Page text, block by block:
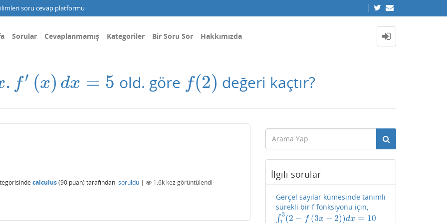
soru cevap platformu
Sorular Cevaplanmamış Kategoriler Bir Soru Sor Hakkımızda
. f′ (x) dx = 5
.f (x) dx= 5 old. göre f(2)
f(2) değeri kaçtır?
calculus(90 puan) tarafından soruldu | 1.6k kez görüntülendi
İlgili sorular
Gerçel sayılar kümesinde tanımlı
sürekli bir f fonksiyonu için,
∫ 3(2 − f (3x − 2))dx = 10
∫13(2−f(3 x−2))d x= 10